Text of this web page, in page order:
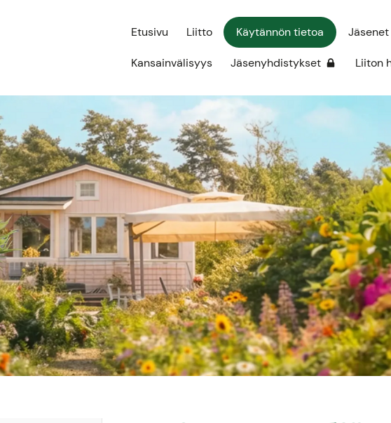
Etusivu Liitto Käytännön tietoa Jäsenet
Kansainvälisyys Jäsenyhdistykset Liiton